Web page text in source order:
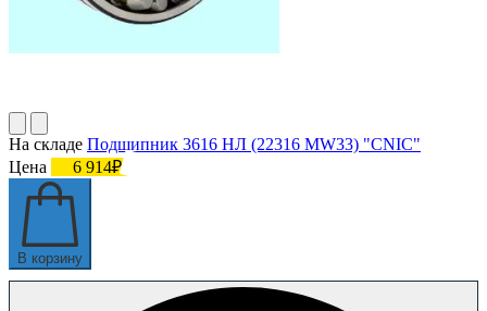
На складе Подшипник 3616 НЛ (22316 MW33) "CNIC"
Цена
6 914₽
В корзину